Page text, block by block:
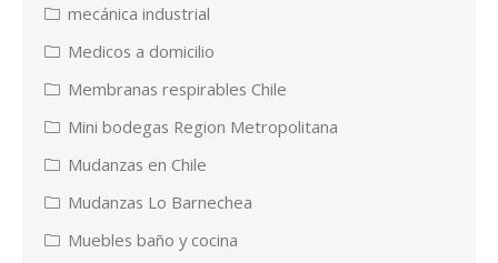
mecánica industrial
Medicos a domicilio
Membranas respirables Chile
Mini bodegas Region Metropolitana
Mudanzas en Chile
Mudanzas Lo Barnechea
Muebles baño y cocina